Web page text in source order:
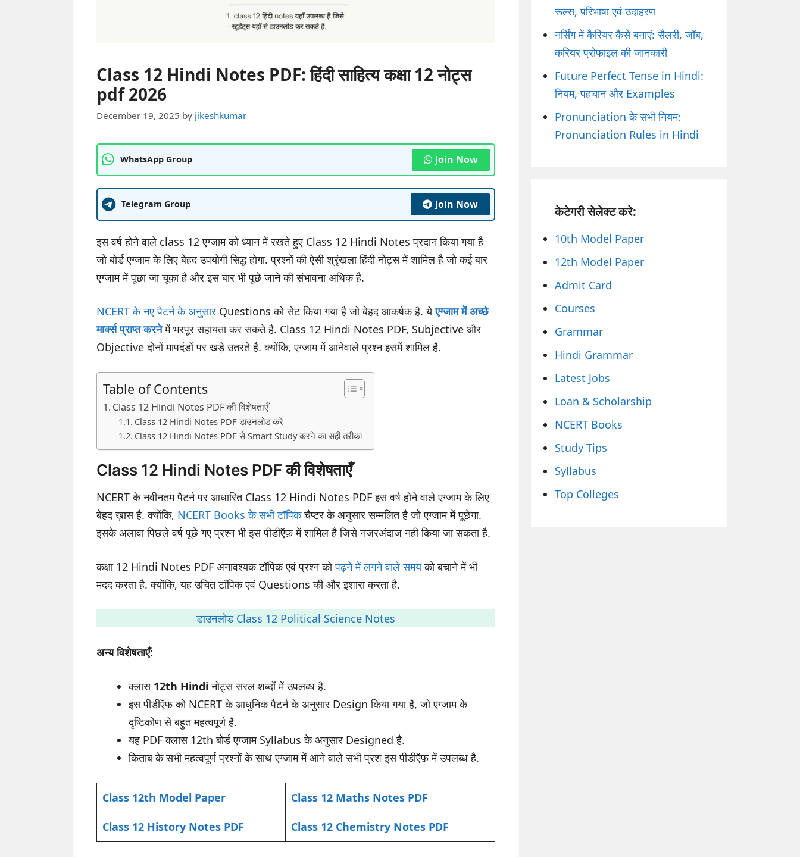
Class 12 Hindi Notes PDF: हिंदी साहित्य कक्षा 12 नोट्स
pdf 2026
December 19, 2025 by jikeshkumar
WhatsApp Group Join Now
Telegram Group Join Now
इस वर्ष होने वाले class 12 एग्जाम को ध्यान में रखते हुए Class 12 Hindi Notes प्रदान किया गया है
जो बोर्ड एग्जाम के लिए बेहद उपयोगी सिद्ध होगा. प्रश्नों की ऐसी श्रृंखला हिंदी नोट्स में शामिल है जो कई बार
एग्जाम में पूछा जा चूका है और इस बार भी पूछे जाने की संभावना अधिक है.
NCERT के नए पैटर्न के अनुसार Questions को सेट किया गया है जो बेहद आकर्षक है. येएग्जाम में अच्छे
मार्क्स प्राप्त करनेमें भरपूर सहायता कर सकते है. Class 12 Hindi Notes PDF, Subjective और
Objective दोनों मापदंडों पर खड़े उतरते है. क्योंकि, एग्जाम में आनेवाले प्रश्न इसमें शामिल है.
Table of Contents
Class 12 Hindi Notes PDF की विशेषताएँ
Class 12 Hindi Notes PDF डाउनलोड करे
Class 12 Hindi Notes PDF से Smart Study करने का सही तरीका
Class 12 Hindi Notes PDF की विशेषताएँ
NCERT के नवीनतम पैटर्न पर आधारित Class 12 Hindi Notes PDF इस वर्ष होने वाले एग्जाम के लिए
बेहद ख़ास है. क्योंकि, NCERT Books के सभी टॉपिकचैप्टर के अनुसार सम्मलित है जो एग्जाम में पूछेगा.
इसके अलावा पिछले वर्ष पूछे गए प्रश्न भी इस पीडीऍफ़ में शामिल है जिसे नजरअंदाज नही किया जा सकता है.
कक्षा 12 Hindi Notes PDF अनावश्यक टॉपिक एवं प्रश्न कोपढ़ने में लगने वाले समयको बचाने में भी
मदद करता है. क्योंकि, यह उचित टॉपिक एवं Questions की और इशारा करता है.
डाउनलोड Class 12 Political Science Notes
अन्य विशेषताएँ:
क्लास 12th Hindiनोट्स सरल शब्दों में उपलब्ध है.
इस पीडीऍफ़ को NCERT के आधुनिक पैटर्न के अनुसार Design किया गया है, जो एग्जाम के
दृष्टिकोण से बहुत महत्वपूर्ण है.
यह PDF क्लास 12th बोर्ड एग्जाम Syllabus के अनुसार Designed है.
किताब के सभी महत्वपूर्ण प्रश्नों के साथ एग्जाम में आने वाले सभी प्रश इस पीडीऍफ़ में उपलब्ध है.
Class 12th Model Paper Class 12 Maths Notes PDF
Class 12 History Notes PDF Class 12 Chemistry Notes PDF
रूल्स, परिभाषा एवं उदाहरण
नर्सिंग में कैरियर कैसे बनाएं: सैलरी, जॉब,
करियर प्रोफाइल की जानकारी
Future Perfect Tense in Hindi:
नियम, पहचान और Examples
Pronunciation के सभी नियम:
Pronunciation Rules in Hindi
केटेगरी सेलेक्ट करे:
10th Model Paper
12th Model Paper
Admit Card
Courses
Grammar
Hindi Grammar
Latest Jobs
Loan & Scholarship
NCERT Books
Study Tips
Syllabus
Top Colleges